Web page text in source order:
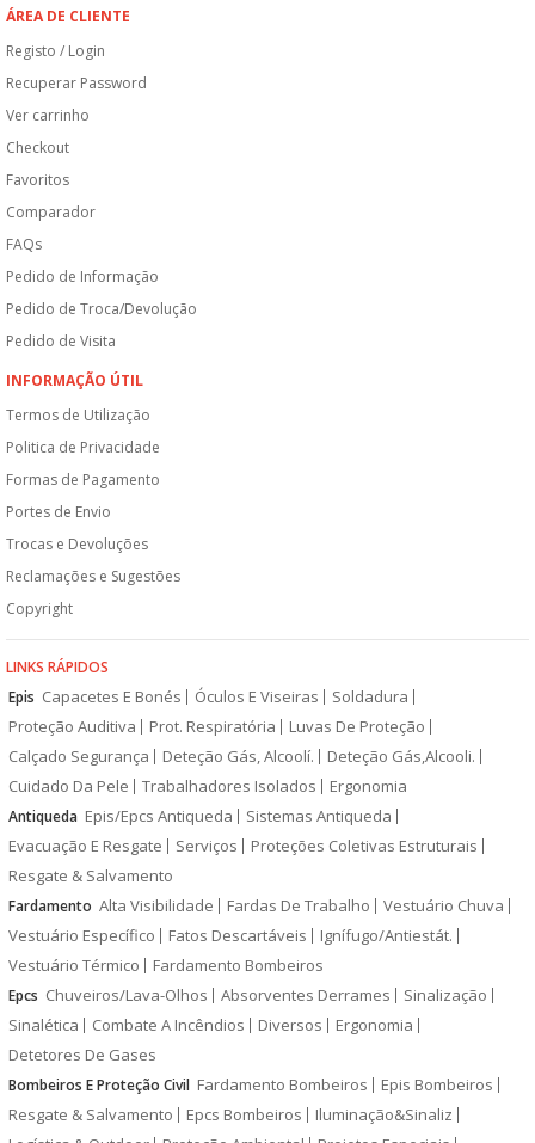
ÁREA DE CLIENTE
Registo / Login
Recuperar Password
Ver carrinho
Checkout
Favoritos
Comparador
FAQs
Pedido de Informação
Pedido de Troca/Devolução
Pedido de Visita
INFORMAÇÃO ÚTIL
Termos de Utilização
Politica de Privacidade
Formas de Pagamento
Portes de Envio
Trocas e Devoluções
Reclamações e Sugestões
Copyright
LINKS RÁPIDOS
Epis Capacetes E Bonés Óculos E Viseiras
Soldadura
Proteção Auditiva
Prot. Respiratória
Luvas De Proteção
Calçado Segurança
Deteção Gás, Alcoolí.
Deteção Gás,Alcooli.
Cuidado Da Pele
Trabalhadores Isolados Ergonomia
Antiqueda Epis/Epcs Antiqueda
Sistemas Antiqueda
Evacuação E Resgate
Serviços
Proteções Coletivas Estruturais
Resgate & Salvamento
Fardamento Alta Visibilidade Fardas De Trabalho
Vestuário Chuva
Vestuário Específico
Fatos Descartáveis
Ignífugo/Antiestát.
Vestuário Térmico
Fardamento Bombeiros
Epcs Chuveiros/Lava-Olhos Absorventes Derrames
Sinalização
Sinalética
Combate A Incêndios Diversos
Ergonomia
Detetores De Gases
Bombeiros E Proteção Civil Fardamento Bombeiros
Epis Bombeiros
Resgate & Salvamento
Epcs Bombeiros
Iluminação&Sinaliz